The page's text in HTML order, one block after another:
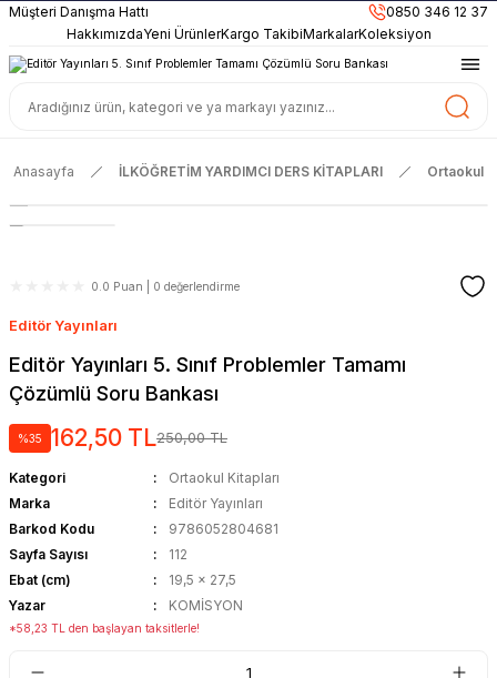
899TLve Üzeri Alışverişlerinizde
KARGO BEDAVA
Güncel ve Sınav Odaklı Kaynaklar
HakkımızdaYeni ÜrünlerKargo TakibiMarkalarKoleksiyon
Müşteri Danışma Hattı 0850 346 12 37
Anasayfa İLKÖĞRETİM YARDIMCI DERS KİTAPLARI Ortaokul
0.0 Puan | 0 değerlendirme
Editör Yayınları
Editör Yayınları 5. Sınıf Problemler Tamamı
Çözümlü Soru Bankası
%35 162,50 TL250,00 TL
Kategori
Ortaokul Kitapları
Marka
Editör Yayınları
Barkod Kodu
9786052804681
Sayfa Sayısı
112
Ebat (cm)
19,5 x 27,5
Yazar
KOMİSYON
*58,23 TL den başlayan taksitlerle!